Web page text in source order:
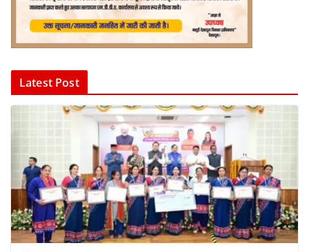
Latest Post